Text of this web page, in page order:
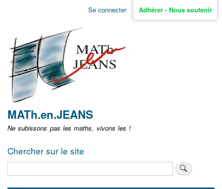
Aller
non
identifié
Se connecter Adhérer - Nous soutenir
MATh.en.JEANS
Ne subissons pas les maths, vivons les !
Chercher sur le site